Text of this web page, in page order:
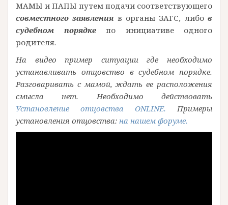
МАМЫ и ПАПЫ путем подачи соответствующего
совместного заявления в органы ЗАГС, либов
судебном порядкепо инициативе одного
родителя.
На видео пример ситуации где необходимо
устанавливать отцовство в судебном порядке.
Разговаривать с мамой, ждать ее расположения
смысла нет. Необходимо действовать
Установление отцовства ONLINE. Примеры
установления отцовства: на нашем форуме.